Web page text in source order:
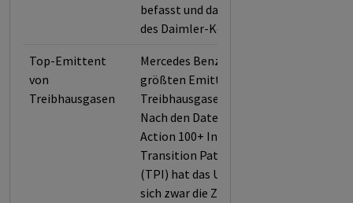
befasst und das Management
des Daimler-Konzerns leitet.
Top-Emittent
von
Treibhausgasen
Mercedes Benz ist einer der
größten Emittenten von
Treibhausgasen weltweit.
Nach den Daten der Climate
Action 100+ Initiative bzw. der
Transition Pathway Initiative
(TPI) hat das Unternehmen
sich zwar die Zielvorgabe